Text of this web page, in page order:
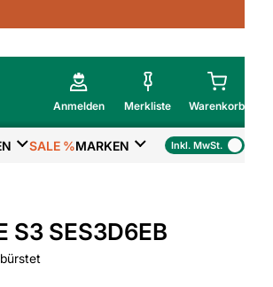
Anmelden Merkliste Warenkorb
Mein Warenkorb
Zur Kasse
SALE %MARKEN Inkl. MwSt.
S3 SES3D6EB